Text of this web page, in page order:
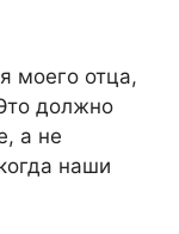
моего отца,
должно
а не
наши